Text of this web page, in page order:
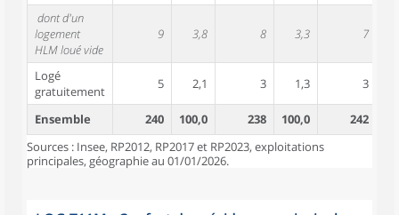
dont d'un
logement
HLM loué vide
9 3,8 8 3,3 7
Logé
gratuitement
5 2,1 3 1,3 3
Ensemble 240 100,0 238 100,0 242
Sources : Insee, RP2012, RP2017 et RP2023, exploitations
principales, géographie au 01/01/2026.